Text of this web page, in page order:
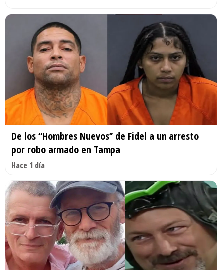
De los “Hombres Nuevos” de Fidel a un arresto
por robo armado en Tampa
Hace 1 día